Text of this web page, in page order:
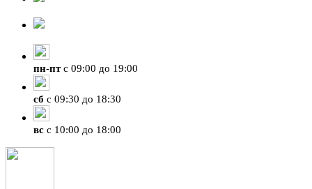
пн-птс 09:00 до 19:00
сб с 09:30 до 18:30
вс с 10:00 до 18:00